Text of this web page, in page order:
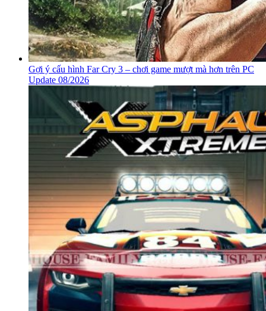
Gợi ý cấu hình Far Cry 3 – chơi game mượt mà hơn trên PC
Update 08/2026